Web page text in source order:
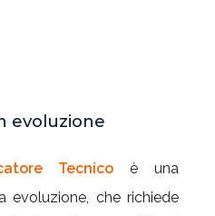
evoluzione
Tecnico è una
evoluzione, che richiede